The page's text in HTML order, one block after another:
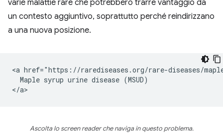
varie malattie rare che potrebbero trarre vantaggio da
un contesto aggiuntivo, soprattutto perché reindirizzano
a una nuova posizione.
<a href="https://rarediseases.org/rare-diseases/
  Maple syrup urine disease (MSUD)
Ascolta lo screen reader che naviga in questo problema.